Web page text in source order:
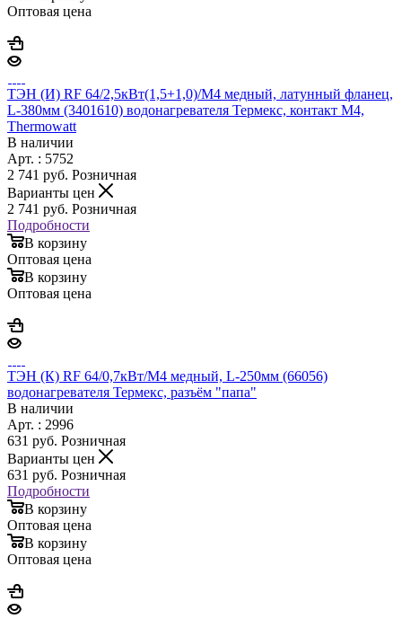
Оптовая цена
ТЭН (И) RF 64/2,5кВт(1,5+1,0)/М4 медный, латунный фланец,
L-380мм (3401610) водонагревателя Термекс, контакт М4,
Thermowatt
В наличии
Арт. : 5752
2 741 руб. Розничная
Варианты цен
2 741 руб. Розничная
Подробности
В корзину
Оптовая цена
В корзину
Оптовая цена
ТЭН (К) RF 64/0,7кВт/М4 медный, L-250мм (66056)
водонагревателя Термекс, разъём "папа"
В наличии
Арт. : 2996
631 руб. Розничная
Варианты цен
631 руб. Розничная
Подробности
В корзину
Оптовая цена
В корзину
Оптовая цена